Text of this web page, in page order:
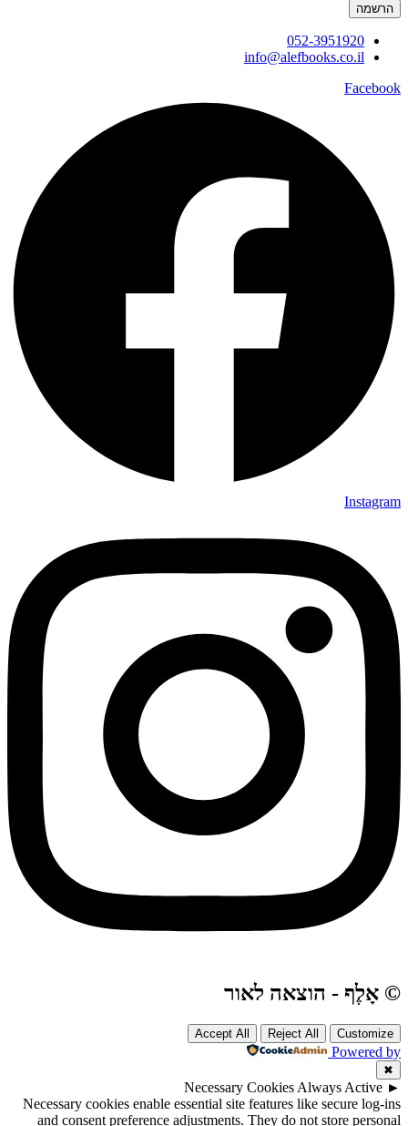
הרשמה
052-3951920
info@alefbooks.co.il
Facebook
Instagram
© אָלֶף - הוצאה לאור
Customize
Reject All
Accept All
Powered by
✖
►
Necessary Cookies Always Active
Necessary cookies enable essential site features like secure log-ins
and consent preference adjustments. They do not store personal